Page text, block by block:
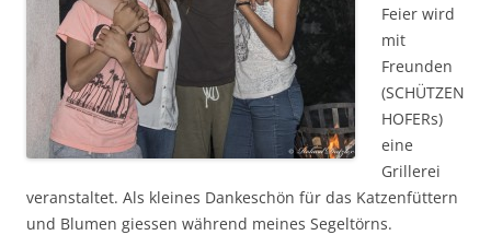
Feier wird
mit
Freunden
(SCHÜTZEN
HOFERs)
eine
Grillerei
veranstaltet. Als kleines Dankeschön für das Katzenfüttern
und Blumen giessen während meines Segeltörns.